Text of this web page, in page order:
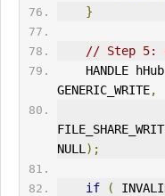
}
// Step 5:
    HANDLE hHub
GENERIC_ WRITE,
FILE_SHARE_
NULL );
if (